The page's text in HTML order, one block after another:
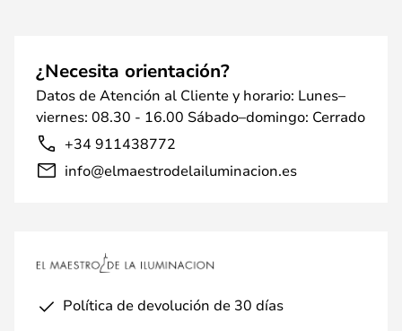
¿Necesita orientación?
Datos de Atención al Cliente y horario: Lunes–
viernes: 08.30 - 16.00 Sábado–domingo: Cerrado
+34 911438772
info@elmaestrodelailuminacion.es
Política de devolución de 30 días